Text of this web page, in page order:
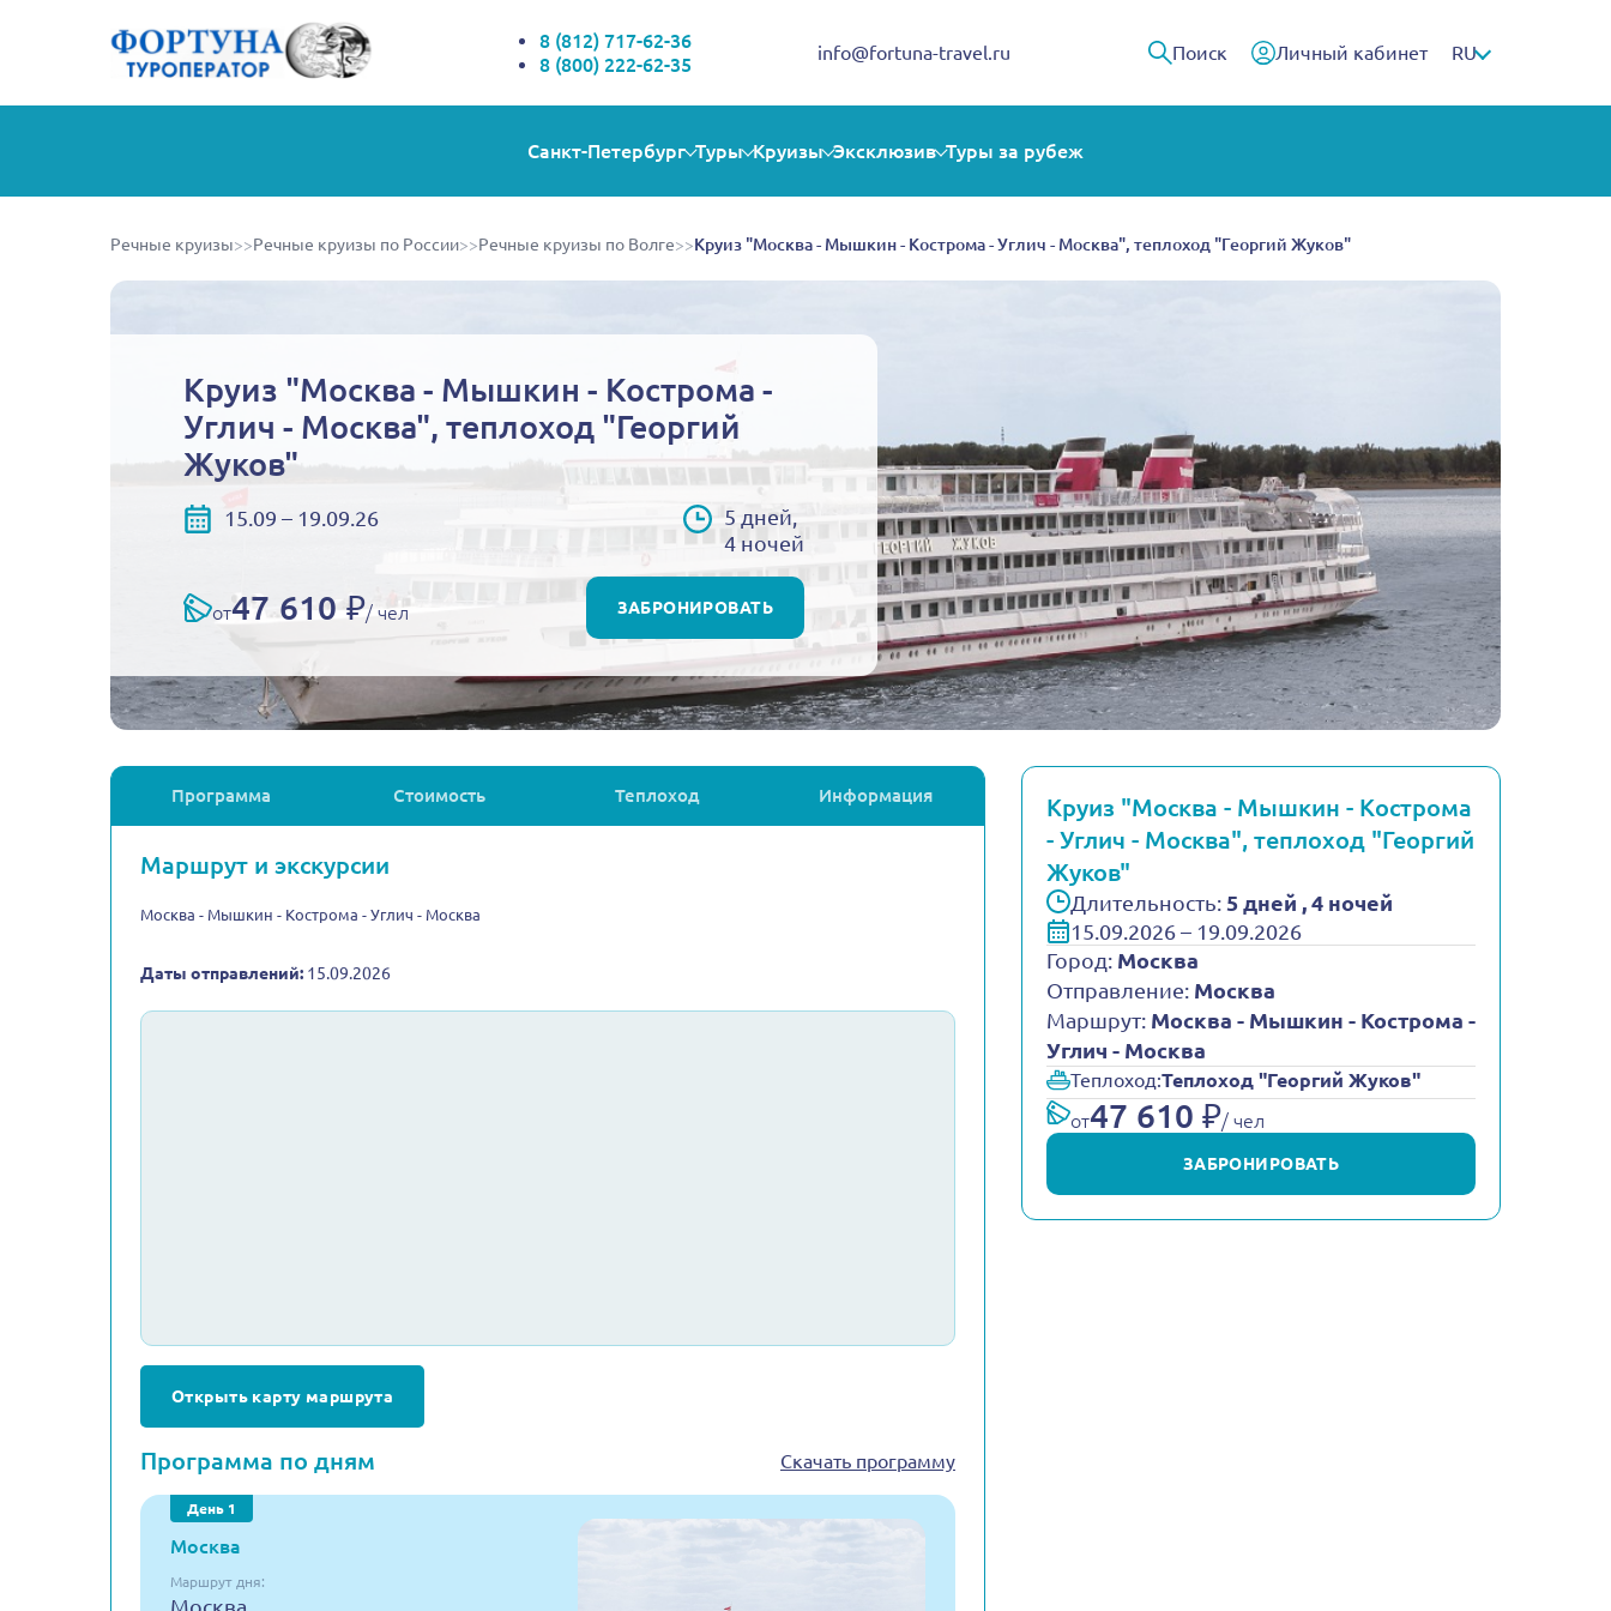
Выбираете себе увлекательную поездку? Могу помочь!
8 (812) 717-62-36
8 (800) 222-62-35
info@fortuna-travel.ru Поиск Личный кабинет RU
Санкт-Петербург Туры Круизы Эксклюзив Туры за рубеж
Речные круизы>>Речные круизы по России>>Речные круизы по Волге>>Круиз "Москва - Мышкин - Кострома - Углич - Москва", теплоход "Георгий Жуков"
Круиз "Москва - Мышкин - Кострома -
Углич - Москва", теплоход "Георгий
Жуков"
15.09 – 19.09.26
5 дней,
4 ночей
от47 610 ₽/ чел ЗАБРОНИРОВАТЬ
Программа Стоимость Теплоход Информация
Маршрут и экскурсии
Москва - Мышкин - Кострома - Углич - Москва
Даты отправлений: 15.09.2026
Открыть карту маршрута
Программа по дням Скачать программу
День 1
Москва
Маршрут дня:
Москва
Круиз "Москва - Мышкин - Кострома
- Углич - Москва", теплоход "Георгий
Жуков"
Длительность: 5 дней , 4 ночей
15.09.2026 – 19.09.2026
Город: Москва
Отправление: Москва
Маршрут: Москва - Мышкин - Кострома -
Углич - Москва
Теплоход:Теплоход "Георгий Жуков"
от47 610 ₽/ чел
ЗАБРОНИРОВАТЬ